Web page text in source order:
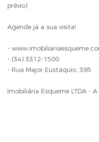
prévio)
Agende já a sua visita!
-
- (34) 3312-1500
- Rua Major Eustáquio, 395
Imobiliária Esqueme LTDA -